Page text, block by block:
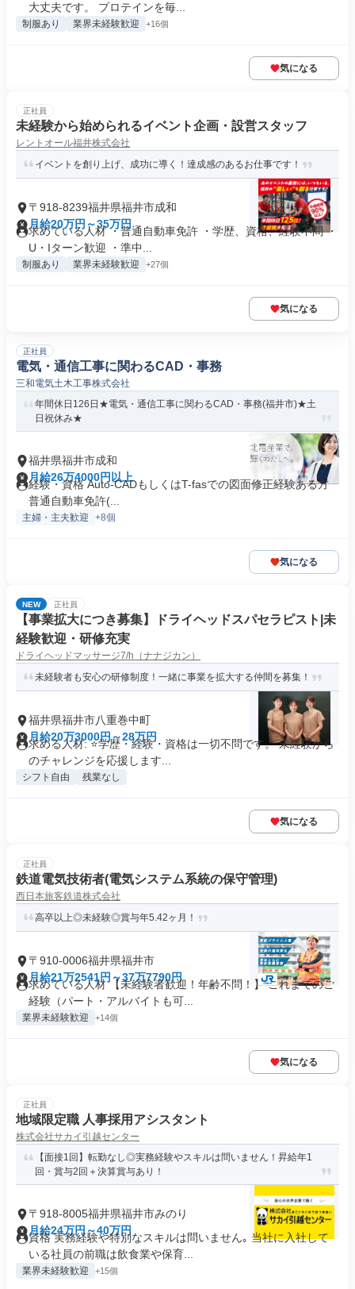
大丈夫です。 プロテインを毎...
制服あり 業界未経験歓迎 +16個
気になる
正社員
未経験から始められるイベント企画・設営スタッフ
レントオール福井株式会社
イベントを創り上げ、成功に導く！達成感のあるお仕事です！
〒918-8239福井県福井市成和
月給20万円～35万円
求めている人材 ・普通自動車免許 ・学歴、資格、経験不問 ・
U・Iターン歓迎 ・準中...
制服あり 業界未経験歓迎 +27個
気になる
正社員
電気・通信工事に関わるCAD・事務
三和電気土木工事株式会社
年間休日126日★電気・通信工事に関わるCAD・事務(福井市)★土
日祝休み★
福井県福井市成和
月給26万4000円以上
経験・資格 Auto-CADもしくはT-fasでの図面修正経験ある方
普通自動車免許(...
主婦・主夫歓迎 +8個
気になる
NEW 正社員
【事業拡大につき募集】ドライヘッドスパセラピスト|未
経験歓迎・研修充実
ドライヘッドマッサージ7/h（ナナジカン）
未経験者も安心の研修制度！一緒に事業を拡大する仲間を募集！
福井県福井市八重巻中町
月給20万3000円～28万円
求める人材: ⭐学歴・経験・資格は一切不問です。 未経験から
のチャレンジを応援します...
シフト自由 残業なし
気になる
正社員
鉄道電気技術者(電気システム系統の保守管理)
西日本旅客鉄道株式会社
高卒以上◎未経験◎賞与年5.42ヶ月！
〒910-0006福井県福井市
月給21万2541円～37万7790円
求めている人材 【未経験者歓迎！年齢不問！】 これまでのご
経験（パート・アルバイトも可...
業界未経験歓迎 +14個
気になる
正社員
地域限定職 人事採用アシスタント
株式会社サカイ引越センター
【面接1回】転勤なし◎実務経験やスキルは問いません！昇給年1
回・賞与2回＋決算賞与あり！
〒918-8005福井県福井市みのり
月給24万円～40万円
資格 実務経験や特別なスキルは問いません｡ 当社に入社して
いる社員の前職は飲食業や保育...
業界未経験歓迎 +15個